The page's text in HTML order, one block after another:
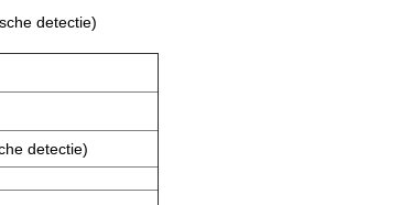
detectie)
detectie)